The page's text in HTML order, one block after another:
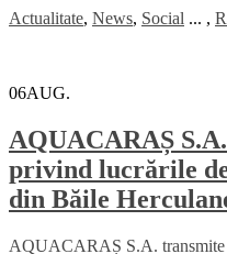
Actualitate, News, Social ... ,
06AUG.
AQUACARAȘ
privind lucrările
din Băile
AQUACARAȘ S.A. transmite